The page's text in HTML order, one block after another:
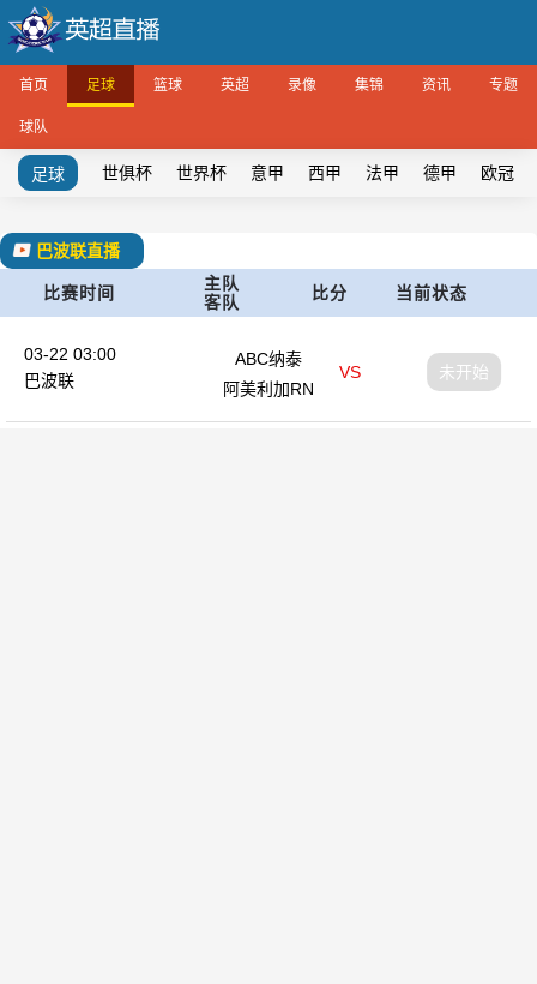
首页 足球 篮球 英超 录像 集锦 资讯 专题
球队
足球 世俱杯 世界杯 意甲 西甲 法甲 德甲 欧冠
巴波联直播
比赛时间 主队 比分
客队 当前状态
03-22 03:00
巴波联
ABC纳泰
VS
阿美利加RN
未开始